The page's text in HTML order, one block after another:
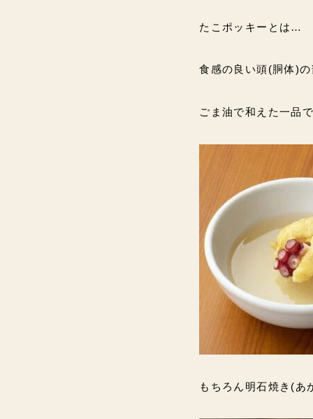
たこポッキーとは…
食感の良い頭(胴体)
ごま油で和えた一品
もちろん明石焼き(あ